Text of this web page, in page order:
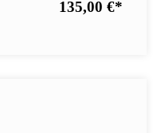
135,00 €*